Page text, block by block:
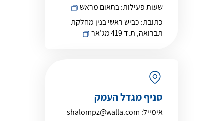
שעות פעילות:בתאום מראש
כתובת: כביש ראשי בנין מחלקת
תברואה, ת.ד 419 מג'אר
סניף מגדל העמק
אימייל: shalompz@walla.com